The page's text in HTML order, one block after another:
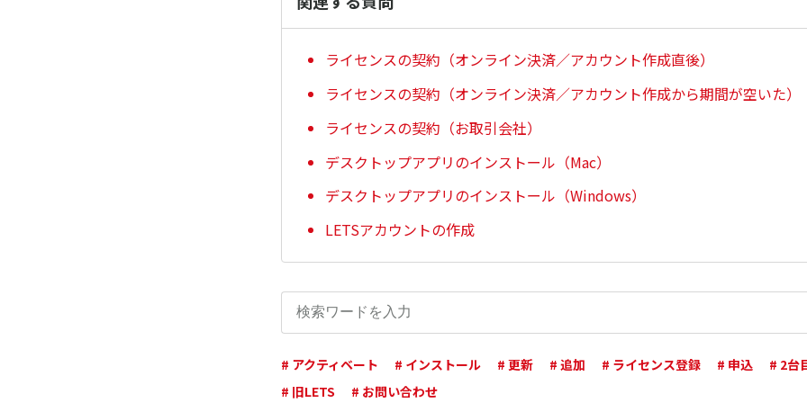
ライセンスの契約（オンライン決済／アカウント作成直後）
ライセンスの契約（オンライン決済／アカウント作成から期間が空いた）
ライセンスの契約（お取引会社）
デスクトップアプリのインストール（Mac）
デスクトップアプリのインストール（Windows）
LETSアカウントの作成
# アクティベート # インストール # 更新 # 追加 # ライセンス登録 # 申込 # 2台
# 旧LETS
# お問い合わせ